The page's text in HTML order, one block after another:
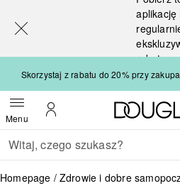
aplikację
rabaty
Skorzystaj z rabatu do 20% przy
MenuOtwórz menuMoje konto
Wracać
Wykonaj wyszukiwanie
Homepage Zdrowie i dobre
[navigation.slideout.screenreader]